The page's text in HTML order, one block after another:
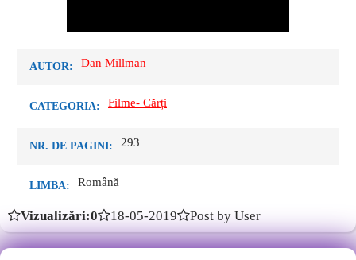
AUTOR: Dan Millman
CATEGORIA: Filme- Cărți
NR. DE PAGINI: 293
LIMBA: Română
Vizualizări:0 18-05-2019 Post by User